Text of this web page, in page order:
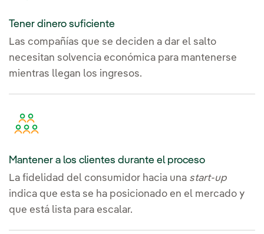
Tener dinero suficiente
Las compañías que se deciden a dar el salto
necesitan solvencia económica para mantenerse
mientras llegan los ingresos.
Mantener a los clientes durante el proceso
La fidelidad del consumidor hacia una start-up
indica que esta se ha posicionado en el mercado y
que está lista para escalar.